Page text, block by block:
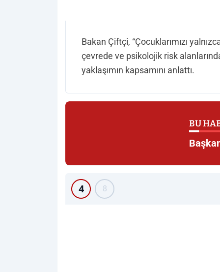
Bakan Çiftçi, “Çocuklarımızı
çevrede ve psikolojik risk
yaklaşımın kapsamını anlattı.
BU
4 8